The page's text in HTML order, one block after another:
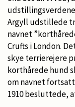
Argyll udstillede
navnet
Crufts i London.
skye terrierejere
korthårede hund
om navnet
1910 besluttede,